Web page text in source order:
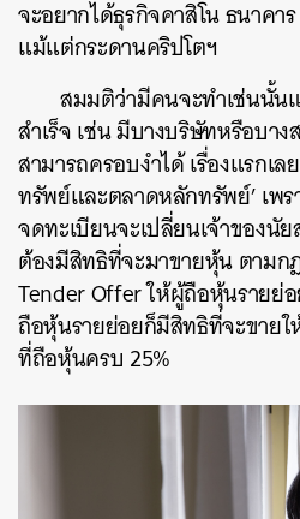
จะอยากได้ธุรกิจคาสิโน ธนาคา
แม้แต่กระดานคริปโตฯ
สมมติว่ามีคนจะทำเช่นนั้น
สำเร็จ เช่น มีบางบริษัทหรือบาง
สามารถครอบงำได้ เรื่องแรกเ
ทรัพย์และตลาดหลักทรัพย์’ เพ
จดทะเบียนจะเปลี่ยนเจ้าของ
ต้องมีสิทธิที่จะมาขายหุ้น ตามก
Tender Offer ให้ผู้ถือหุ้นราย
ถือหุ้นรายย่อยก็มีสิทธิที่จะขาย
ที่ถือหุ้นครบ 25%